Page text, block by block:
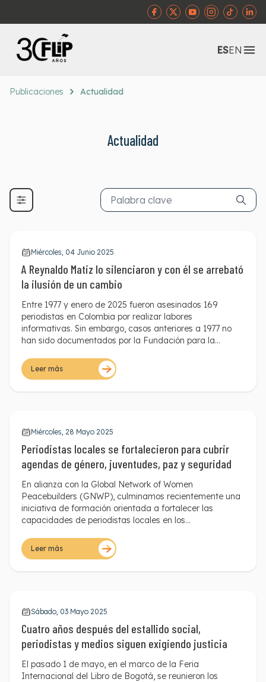
ESEN
Publicaciones Actualidad
Actualidad
Miércoles, 04 Junio 2025
A Reynaldo Matiz lo silenciaron y con él se arrebató
la ilusión de un cambio
Entre 1977 y enero de 2025 fueron asesinados 169
periodistas en Colombia por realizar labores
informativas. Sin embargo, casos anteriores a 1977 no
han sido documentados por la Fundación para la
remonta a un siglo atrás, es el de Reynaldo Matiz Trujillo,
cuya historia conocimos a través del testimonio de su
Leer más
Miércoles, 28 Mayo 2025
Periodistas locales se fortalecieron para cubrir
agendas de género, juventudes, paz y seguridad
En alianza con la Global Network of Women
Peacebuilders (GNWP), culminamos recientemente una
iniciativa de formación orientada a fortalecer las
capacidades de periodistas locales en los
Guajira, para cubrir las agendas de Mujeres, Paz y
Seguridad (MPS) y Juventud, Paz y Seguridad (JPS).
Leer más
Sábado, 03 Mayo 2025
Cuatro años después del estallido social,
periodistas y medios siguen exigiendo justicia
El pasado 1 de mayo, en el marco de la Feria
Internacional del Libro de Bogotá, se reunieron los